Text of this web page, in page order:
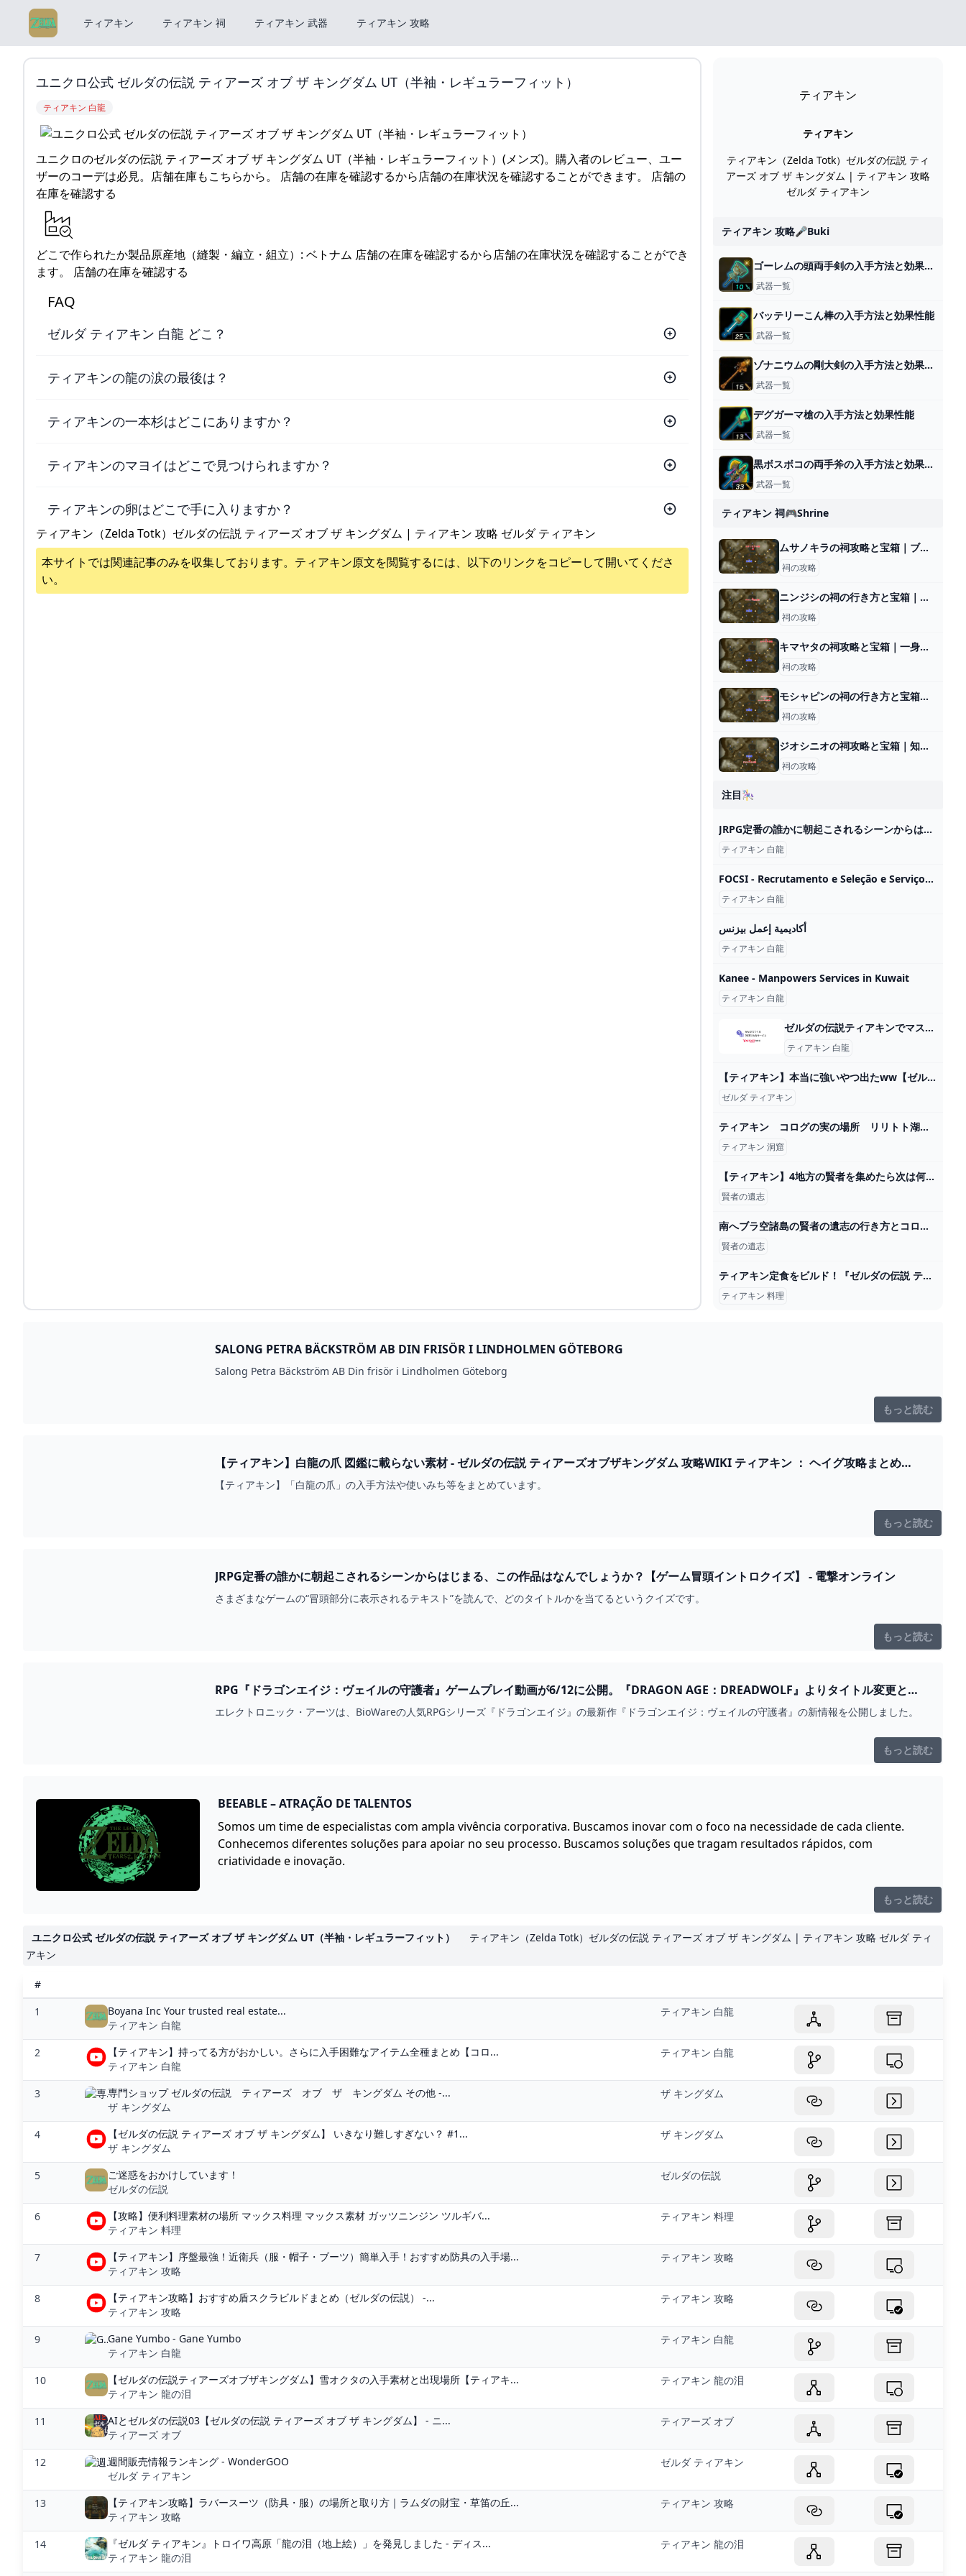
ティアキン ティアキン 祠 ティアキン 武器 ティアキン 攻略
ユニクロ公式 ゼルダの伝説 ティアーズ オブ ザ キングダム UT（半袖・レギュラーフィット）
ティアキン 白龍
ユニクロのゼルダの伝説 ティアーズ オブ ザ キングダム UT（半袖・レギュラーフィット）(メンズ)。購入者のレビュー、ユー
ザーのコーデは必見。店舗在庫もこちらから。 店舗の在庫を確認するから店舗の在庫状況を確認することができます。 店舗の
在庫を確認する
どこで作られたか製品原産地（縫製・編立・組立）: ベトナム 店舗の在庫を確認するから店舗の在庫状況を確認することができ
ます。 店舗の在庫を確認する
FAQ
ゼルダ ティアキン 白龍 どこ？
ティアキンの龍の涙の最後は？
ティアキンの一本杉はどこにありますか？
ティアキンのマヨイはどこで見つけられますか？
ティアキンの卵はどこで手に入りますか？
ティアキン（Zelda Totk）ゼルダの伝説 ティアーズ オブ ザ キングダム | ティアキン 攻略 ゼルダ ティアキン
本サイトでは関連記事のみを収集しております。 ティアキン原文を閲覧するには、以下のリンクをコピーして開いてくださ
い。
ティアキン
ティアキン
ティアキン（Zelda Totk）ゼルダの伝説 ティ
アーズ オブ ザ キングダム | ティアキン 攻略
ゼルダ ティアキン
ティアキン 攻略🎤buki
ゴーレムの頭両手剣の入手方法と効果性能
武器一覧
バッテリーこん棒の入手方法と効果性能
武器一覧
ゾナニウムの剛大剣の入手方法と効果性能
武器一覧
デグガーマ槍の入手方法と効果性能
武器一覧
黒ボスボコの両手斧の入手方法と効果性能
武器一覧
ティアキン 祠🎮shrine
ムサノキラの祠攻略と宝箱｜ブラブラと
祠の攻略
ニンジシの祠の行き方と宝箱｜ラウルの祝福
祠の攻略
キマヤタの祠攻略と宝箱｜一身の戦い 粉砕
祠の攻略
モシャピンの祠の行き方と宝箱｜ラウルの祝福
祠の攻略
ジオシニオの祠攻略と宝箱｜知恵の輪
祠の攻略
注目🎠
JRPG定番の誰かに朝起こされるシーンからはじまる、この作品はなんでしょうか？【ゲーム冒頭イントロクイズ】 - 電撃オンライン
ティアキン 白龍
FOCSI - Recrutamento e Seleção e Serviços de RH para Londrina e Região
ティアキン 白龍
أكاديمية إعمل بيزنس
ティアキン 白龍
Kanee - Manpowers Services in Kuwait
ティアキン 白龍
ゼルダの伝説ティアキンでマスターソードを入手した後、白龍が高くて乗れ... - Yahoo!知恵袋
ティアキン 白龍
【ティアキン】本当に強いやつ出たww【ゼルダの伝説 ティアーズ オブ ザ キングダム】#shorts - YouTube
ゼルダ ティアキン
ティアキン コログの実の場所 リリトト湖西の洞窟周辺１ 武器・盾・弓のポーチ拡張方法 ＃１０３９ 【ゼルダの伝説ティアーズオブザキングダム】 - YouTube
ティアキン 洞窟
【ティアキン】4地方の賢者を集めたら次は何したら良いの？ ゼルダの伝説ティアキンまとめっち ゼルダの伝説ティアーズ オブ ザ キングダム
賢者の遺志
南へブラ空諸島の賢者の遺志の行き方とコログ 【ティアキン攻略】 - سی وید
賢者の遺志
ティアキン定食をビルド！『ゼルダの伝説 ティアキン』でハイラルを走り回り、ミルク粥をすすり肉を喰らう―ハードコアゲーミング料理 1枚目の写真・画像 インサイド
ティアキン 料理
SALONG PETRA BÄCKSTRÖM AB DIN FRISÖR I LINDHOLMEN GÖTEBORG
Salong Petra Bäckström AB Din frisör i Lindholmen Göteborg
もっと読む
【ティアキン】白龍の爪 図鑑に載らない素材 - ゼルダの伝説 ティアーズオブザキングダム 攻略WIKI ティアキン ： ヘイグ攻略まとめ
WIKI
【ティアキン】「白龍の爪」の入手方法や使いみち等をまとめています。
もっと読む
JRPG定番の誰かに朝起こされるシーンからはじまる、この作品はなんでしょうか？【ゲーム冒頭イントロクイズ】 - 電撃オンライン
さまざまなゲームの“冒頭部分に表示されるテキスト”を読んで、どのタイトルかを当てるというクイズです。
もっと読む
RPG『ドラゴンエイジ：ヴェイルの守護者』ゲームプレイ動画が6/12に公開。『DRAGON AGE：DREADWOLF』よりタイトル変更とな
ったシリーズ最新作 - 電撃オンライン
エレクトロニック・アーツは、BioWareの人気RPGシリーズ『ドラゴンエイジ』の最新作『ドラゴンエイジ：ヴェイルの守護者』の新情報を公開しました。
もっと読む
BEEABLE – ATRAÇÃO DE TALENTOS
Somos um time de especialistas com ampla vivência corporativa. Buscamos inovar com o foco na necessidade de cada cliente.
Conhecemos diferentes soluções para apoiar no seu processo. Buscamos soluções que tragam resultados rápidos, com
criatividade e inovação.
もっと読む
ユニクロ公式 ゼルダの伝説 ティアーズ オブ ザ キングダム UT（半袖・レギュラーフィット）
ティアキン（Zelda Totk）ゼルダの伝説 ティアーズ オブ ザ キングダム | ティアキン 攻略 ゼルダ ティ
アキン
#
1
Boyana Inc Your trusted real estate...
ティアキン 白龍
ティアキン 白龍
2
【ティアキン】持ってる方がおかしい。さらに入手困難なアイテム全種まとめ【コロ...
ティアキン 白龍
ティアキン 白龍
3
専門ショップ ゼルダの伝説 ティアーズ オブ ザ キングダム その他 -...
ザ キングダム
ザ キングダム
4
【ゼルダの伝説 ティアーズ オブ ザ キングダム】 いきなり難しすぎない？ #1...
ザ キングダム
ザ キングダム
5
ご迷惑をおかけしています！
ゼルダの伝説
ゼルダの伝説
6
【攻略】便利料理素材の場所 マックス料理 マックス素材 ガッツニンジン ツルギバ...
ティアキン 料理
ティアキン 料理
7
【ティアキン】序盤最強！近衛兵（服・帽子・ブーツ）簡単入手！おすすめ防具の入手場...
ティアキン 攻略
ティアキン 攻略
8
【ティアキン攻略】おすすめ盾スクラビルドまとめ（ゼルダの伝説） -...
ティアキン 攻略
ティアキン 攻略
9
Gane Yumbo - Gane Yumbo
ティアキン 白龍
ティアキン 白龍
10
【ゼルダの伝説ティアーズオブザキングダム】雪オクタの入手素材と出現場所【ティアキ...
ティアキン 龍の泪
ティアキン 龍の泪
11
AIとゼルダの伝説03【ゼルダの伝説 ティアーズ オブ ザ キングダム】 - ニ...
ティアーズ オブ
ティアーズ オブ
12
週間販売情報ランキング - WonderGOO
ゼルダ ティアキン
ゼルダ ティアキン
13
【ティアキン攻略】ラバースーツ（防具・服）の場所と取り方｜ラムダの財宝・草笛の丘...
ティアキン 攻略
ティアキン 攻略
14
『ゼルダ ティアキン』トロイワ高原「龍の泪（地上絵）」を発見しました - ディス...
ティアキン 龍の泪
ティアキン 龍の泪